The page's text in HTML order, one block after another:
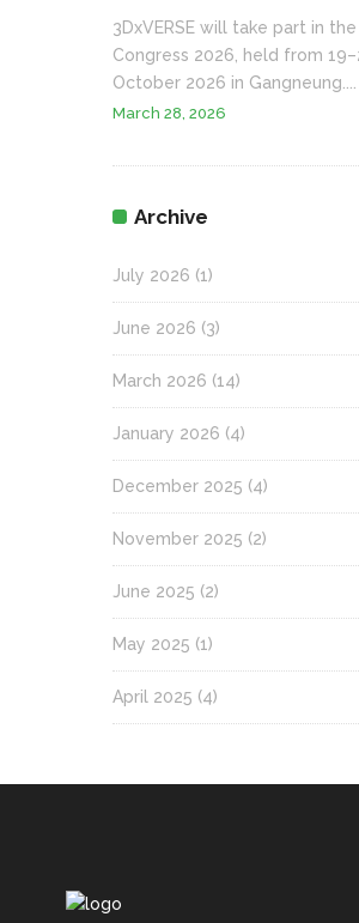
3DxVERSE will take part in
Congress 2026, held from
October 2026 in Gangneung....
March 28, 2026
Archive
July 2026 (1)
June 2026 (3)
March 2026 (14)
January 2026 (4)
December 2025 (4)
November 2025 (2)
June 2025 (2)
May 2025 (1)
April 2025 (4)